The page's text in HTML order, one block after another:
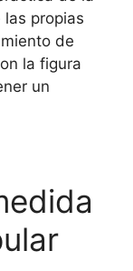
propias
de
la figura
un